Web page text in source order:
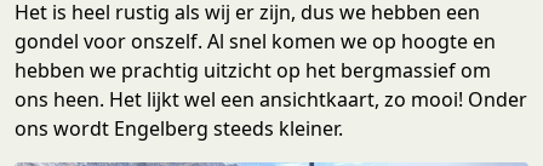
Het is heel rustig als wij er zijn, dus we hebben een
gondel voor onszelf. Al snel komen we op hoogte en
hebben we prachtig uitzicht op het bergmassief om
ons heen. Het lijkt wel een ansichtkaart, zo mooi! Onder
ons wordt Engelberg steeds kleiner.